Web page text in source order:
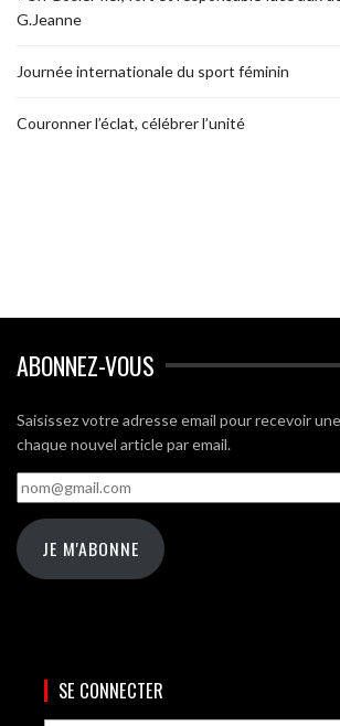
G.Jeanne
Journée internationale du sport féminin
Couronner l’éclat, célébrer l’unité
ABONNEZ-VOUS
Saisissez votre adresse email pour recevoir
chaque nouvel article par email.
nom@gmail.com
JE M'ABONNE
SE CONNECTER